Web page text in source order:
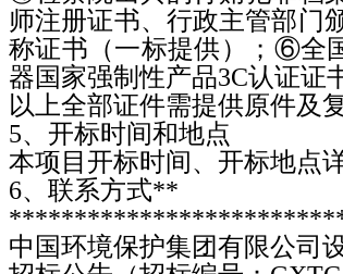
师注册证书、行政主管部门
称证书（一标提供）；⑥全
器国家强制性产品3C认证证
以上全部证件需提供原件及
5、开标时间和地点
本项目开标时间、开标地点
6、联系方式**
中国环境保护集团有限公司